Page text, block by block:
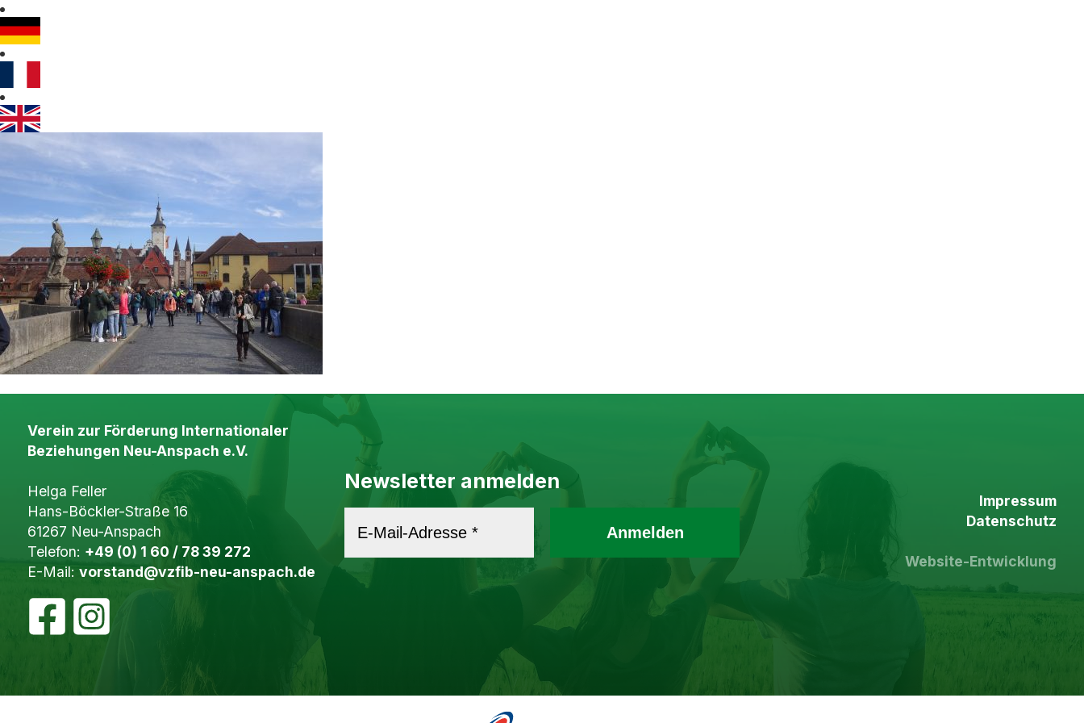
Verein zur Förderung Internationaler
Beziehungen Neu-Anspach e.V.
Helga Feller
Hans-Böckler-Straße 16
61267 Neu-Anspach
Telefon: +49 (0) 1 60 / 78 39 272
E-Mail: vorstand@vzfib-neu-anspach.de
Newsletter anmelden
Impressum
Datenschutz
Website-Entwicklung